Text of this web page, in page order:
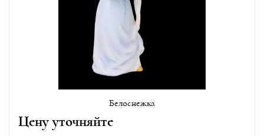
Белоснежка
Цену уточняйте